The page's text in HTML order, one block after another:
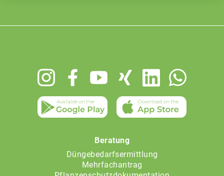
Beratung
Düngebedarfsermittlung
Mehrfachantrag